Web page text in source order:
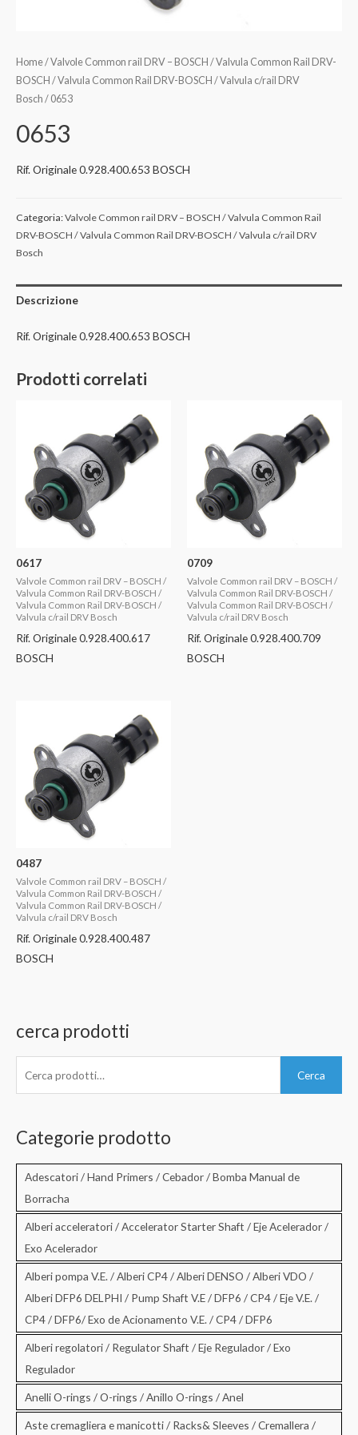
Home/Valvole Common rail DRV – BOSCH / Valvula Common Rail DRV-
BOSCH / Valvula Common Rail DRV-BOSCH / Valvula c/rail DRV
Bosch / 0653
0653
Rif. Originale 0.928.400.653 BOSCH
Categoria:Valvole Common rail DRV – BOSCH / Valvula Common Rail
DRV-BOSCH / Valvula Common Rail DRV-BOSCH / Valvula c/rail DRV
Bosch
Descrizione
Rif. Originale 0.928.400.653 BOSCH
Prodotti correlati
0617
Valvole Common rail DRV – BOSCH /
Valvula Common Rail DRV-BOSCH /
Valvula Common Rail DRV-BOSCH /
Valvula c/rail DRV Bosch
Rif. Originale 0.928.400.617
BOSCH
0709
Valvole Common rail DRV – BOSCH /
Valvula Common Rail DRV-BOSCH /
Valvula Common Rail DRV-BOSCH /
Valvula c/rail DRV Bosch
Rif. Originale 0.928.400.709
BOSCH
0487
Valvole Common rail DRV – BOSCH /
Valvula Common Rail DRV-BOSCH /
Valvula Common Rail DRV-BOSCH /
Valvula c/rail DRV Bosch
Rif. Originale 0.928.400.487
BOSCH
cerca prodotti
c
Cerca
Categorie prodotto
Adescatori / Hand Primers / Cebador / Bomba Manual de
Borracha
Alberi acceleratori / Accelerator Starter Shaft / Eje Acelerador /
Exo Acelerador
Alberi pompa V.E. / Alberi CP4 / Alberi DENSO / Alberi VDO /
Alberi DFP6 DELPHI / Pump Shaft V.E / DFP6 / CP4 / Eje V.E. /
CP4 / DFP6/ Exo de Acionamento V.E. / CP4 / DFP6
Alberi regolatori / Regulator Shaft / Eje Regulador / Exo
Regulador
Anelli O-rings / O-rings / Anillo O-rings / Anel
Aste cremagliera e manicotti / Racks& Sleeves / Cremallera /